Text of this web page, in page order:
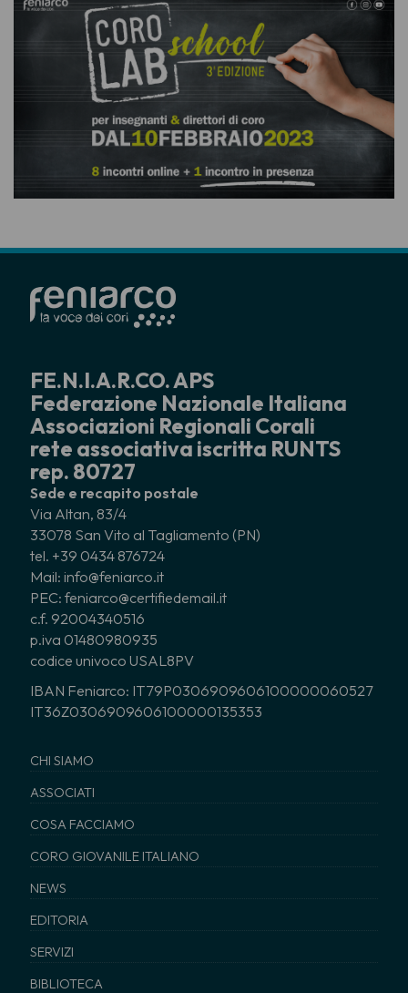
FE.N.I.A.R.CO. APS
Federazione Nazionale Italiana
Associazioni Regionali Corali
rete associativa iscritta RUNTS
rep. 80727
Sede e recapito postale
Via Altan, 83/4
33078 San Vito al Tagliamento (PN)
tel. +39 0434 876724
Mail: info@feniarco.it
PEC: feniarco@certifiedemail.it
c.f. 92004340516
p.iva 01480980935
codice univoco USAL8PV
IBAN Feniarco: IT79P0306909606100000060527
IT36Z0306909606100000135353
CHI SIAMO
ASSOCIATI
COSA FACCIAMO
CORO GIOVANILE ITALIANO
NEWS
EDITORIA
SERVIZI
BIBLIOTECA